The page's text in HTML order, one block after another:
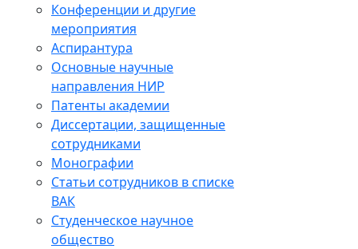
Конференции и другие
мероприятия
Аспирантура
Основные научные
направления НИР
Патенты академии
Диссертации, защищенные
сотрудниками
Монографии
Статьи сотрудников в списке
ВАК
Студенческое научное
общество